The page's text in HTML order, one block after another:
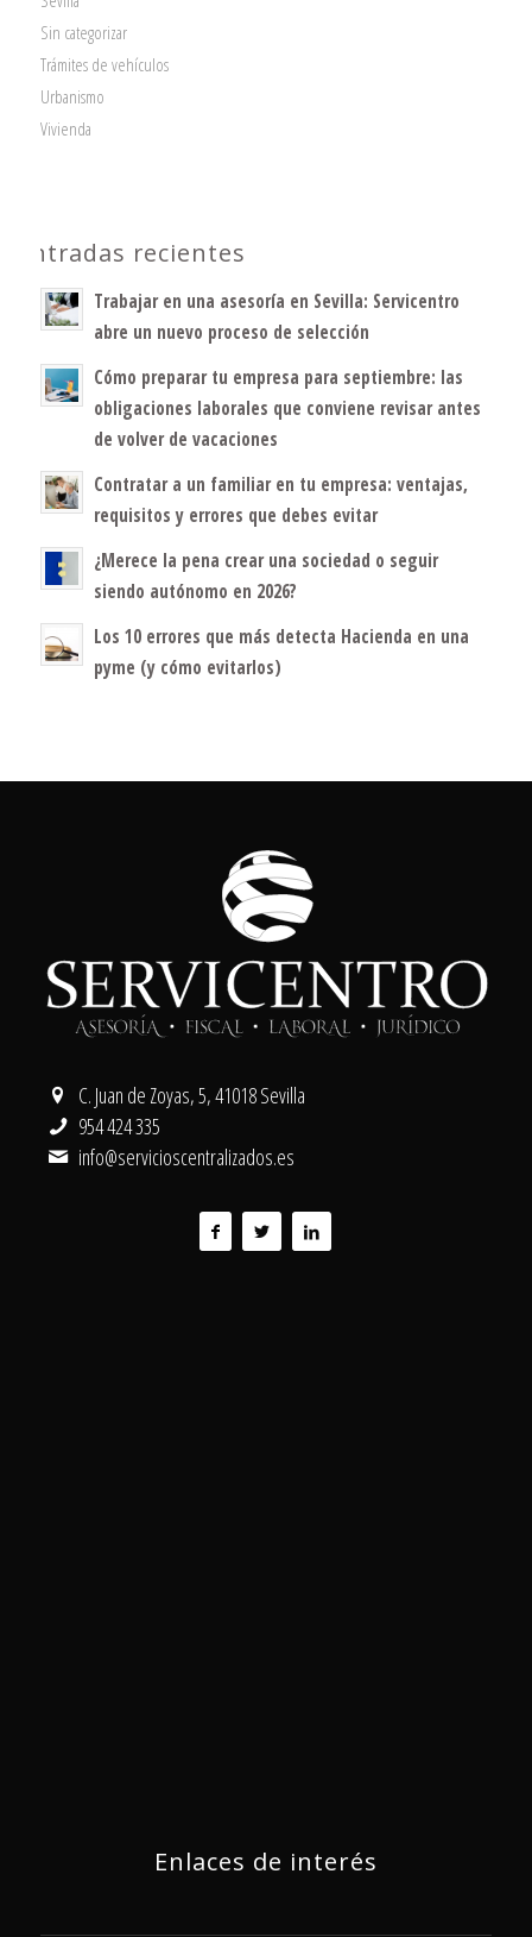
Sin categorizar
Trámites de vehículos
Urbanismo
Vivienda
Entradas recientes
Trabajar en una asesoría en Sevilla: Servicentro
abre un nuevo proceso de selección
Cómo preparar tu empresa para septiembre: las
obligaciones laborales que conviene revisar antes
de volver de vacaciones
Contratar a un familiar en tu empresa: ventajas,
requisitos y errores que debes evitar
¿Merece la pena crear una sociedad o seguir
siendo autónomo en 2026?
Los 10 errores que más detecta Hacienda en una
pyme (y cómo evitarlos)
C. Juan de Zoyas, 5, 41018 Sevilla
954 424 335
info@servicioscentralizados.es
Enlaces de interés